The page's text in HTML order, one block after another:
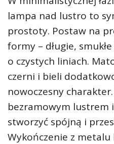
lampa nad lustro to
prostoty. Postaw na
formy – długie,
o czystych liniach.
czerni i bieli
nowoczesny
bezramowym lustrem
stworzyć spójną i
Wykończenie z